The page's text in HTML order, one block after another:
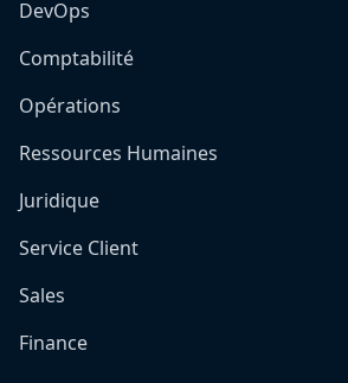
DevOps
Comptabilité
Opérations
Ressources Humaines
Juridique
Service Client
Sales
Finance